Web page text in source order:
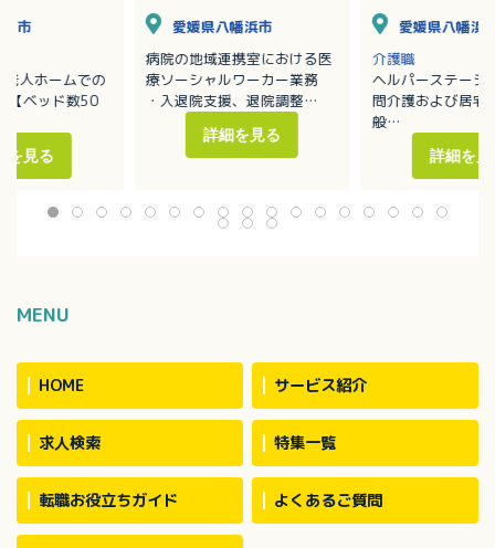
愛媛県八幡浜市
病院の地域連携室における医
療ソーシャルワーカー業務
・入退院支援、退院調整
・入退院に関する相談業務
・関係機関との連携・調整
（グループ内施設、ケアマネ
など）
・カンファレンスへの参加
詳細を見る
愛媛県八幡浜
介護職
ヘルパーステーシ
問介護および居宅
般
主にグループ内の
ート、老人ホーム
ていただきます
・家事援助
詳細を見
市
人ホームでの
【ベッド数50
泄介助、シー
2回・4～6
介助（中2／外
を見る
MENU
HOME サービス紹介
求人検索 特集一覧
転職お役立ちガイド よくあるご質問